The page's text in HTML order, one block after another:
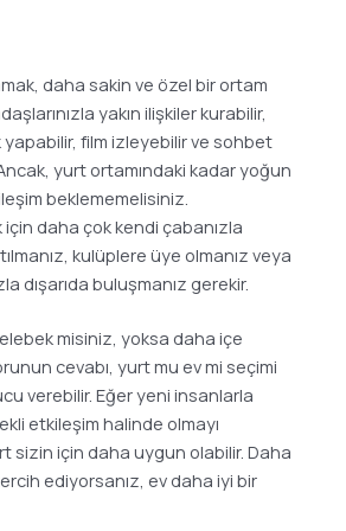
daha sakin ve özel bir ortam
yakın ilişkiler kurabilir,
film izleyebilir ve sohbet
yurt ortamındaki kadar yoğun
beklememelisiniz.
daha çok kendi çabanızla
kulüplere üye olmanız veya
dışarıda buluşmanız gerekir.
misiniz, yoksa daha içe
cevabı, yurt mu ev mi seçimi
verebilir. Eğer yeni insanlarla
etkileşim halinde olmayı
sizin için daha uygun olabilir. Daha
ediyorsanız, ev daha iyi bir